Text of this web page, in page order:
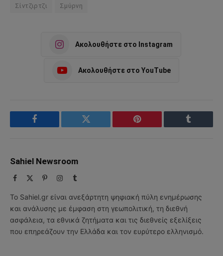
Σίντζιρτζι Σμύρνη
Ακολουθήστε στο Instagram
Ακολουθήστε στο YouTube
Facebook Twitter Pinterest Tumblr
Sahiel Newsroom
Facebook PinterestInstagram
Tumblr
Το Sahiel.gr είναι ανεξάρτητη ψηφιακή πύλη ενημέρωσης
και ανάλυσης με έμφαση στη γεωπολιτική, τη διεθνή
ασφάλεια, τα εθνικά ζητήματα και τις διεθνείς εξελίξεις
που επηρεάζουν την Ελλάδα και τον ευρύτερο ελληνισμό.